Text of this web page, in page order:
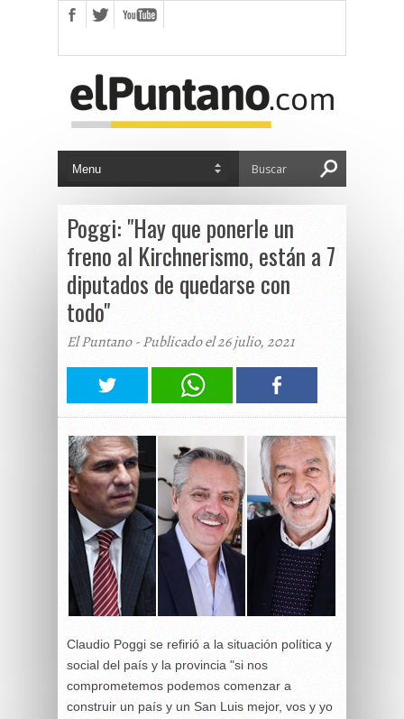
Poggi: "Hay que ponerle un
freno al Kirchnerismo, están a 7
diputados de quedarse con
todo"
El Puntano - Publicado el 26 julio, 2021
Claudio Poggi se refirió a la situación política y
social del país y la provincia "si nos
comprometemos podemos comenzar a
construir un país y un San Luis mejor, vos y yo